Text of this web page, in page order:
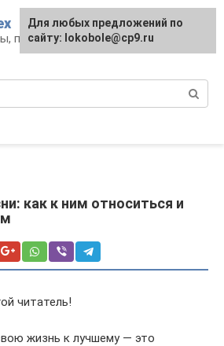
психология, работа и
как к ним относиться и
читатель!
жизнь к лучшему — это
Для любых предложений по
сайту: lokobole@cp9.ru